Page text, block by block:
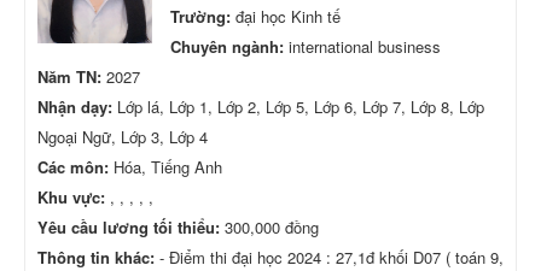
Trường: đại học Kinh tế
Chuyên ngành: international business
Năm TN: 2027
Nhận dạy: Lớp lá, Lớp 1, Lớp 2, Lớp 5, Lớp 6, Lớp 7, Lớp 8, Lớp
Ngoại Ngữ, Lớp 3, Lớp 4
Các môn: Hóa, Tiếng Anh
Khu vực: , , , , ,
Yêu cầu lương tối thiểu: 300,000 đồng
Thông tin khác: - Điểm thi đại học 2024 : 27,1đ khối D07 ( toán 9,